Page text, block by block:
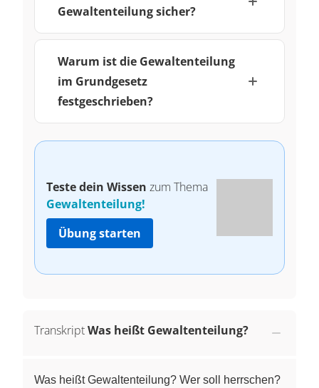
Gewaltenteilung sicher?
Warum ist die Gewaltenteilung
im Grundgesetz
festgeschrieben?
Teste dein Wissen zum Thema
Gewaltenteilung!
Übung starten
TranskriptWas heißt Gewaltenteilung?
Was heißt Gewaltenteilung? Wer soll herrschen?